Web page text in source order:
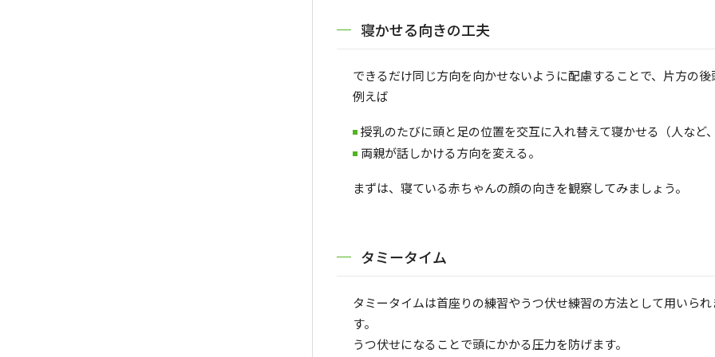
寝かせる向きの工夫
できるだけ同じ方向を向かせないように配慮することで、片方の
例えば
授乳のたびに頭と足の位置を交互に入れ替えて寝かせる（人など
両親が話しかける方向を変える。
まずは、寝ている赤ちゃんの顔の向きを観察してみましょう。
タミータイム
タミータイムは首座りの練習やうつ伏せ練習の方法として用いら
す。
うつ伏せになることで頭にかかる圧力を防げます。